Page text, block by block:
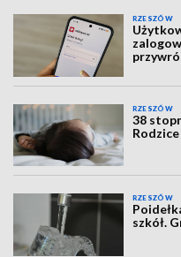
RZESZÓW
RZESZÓW
38
RZESZÓW
szkół.